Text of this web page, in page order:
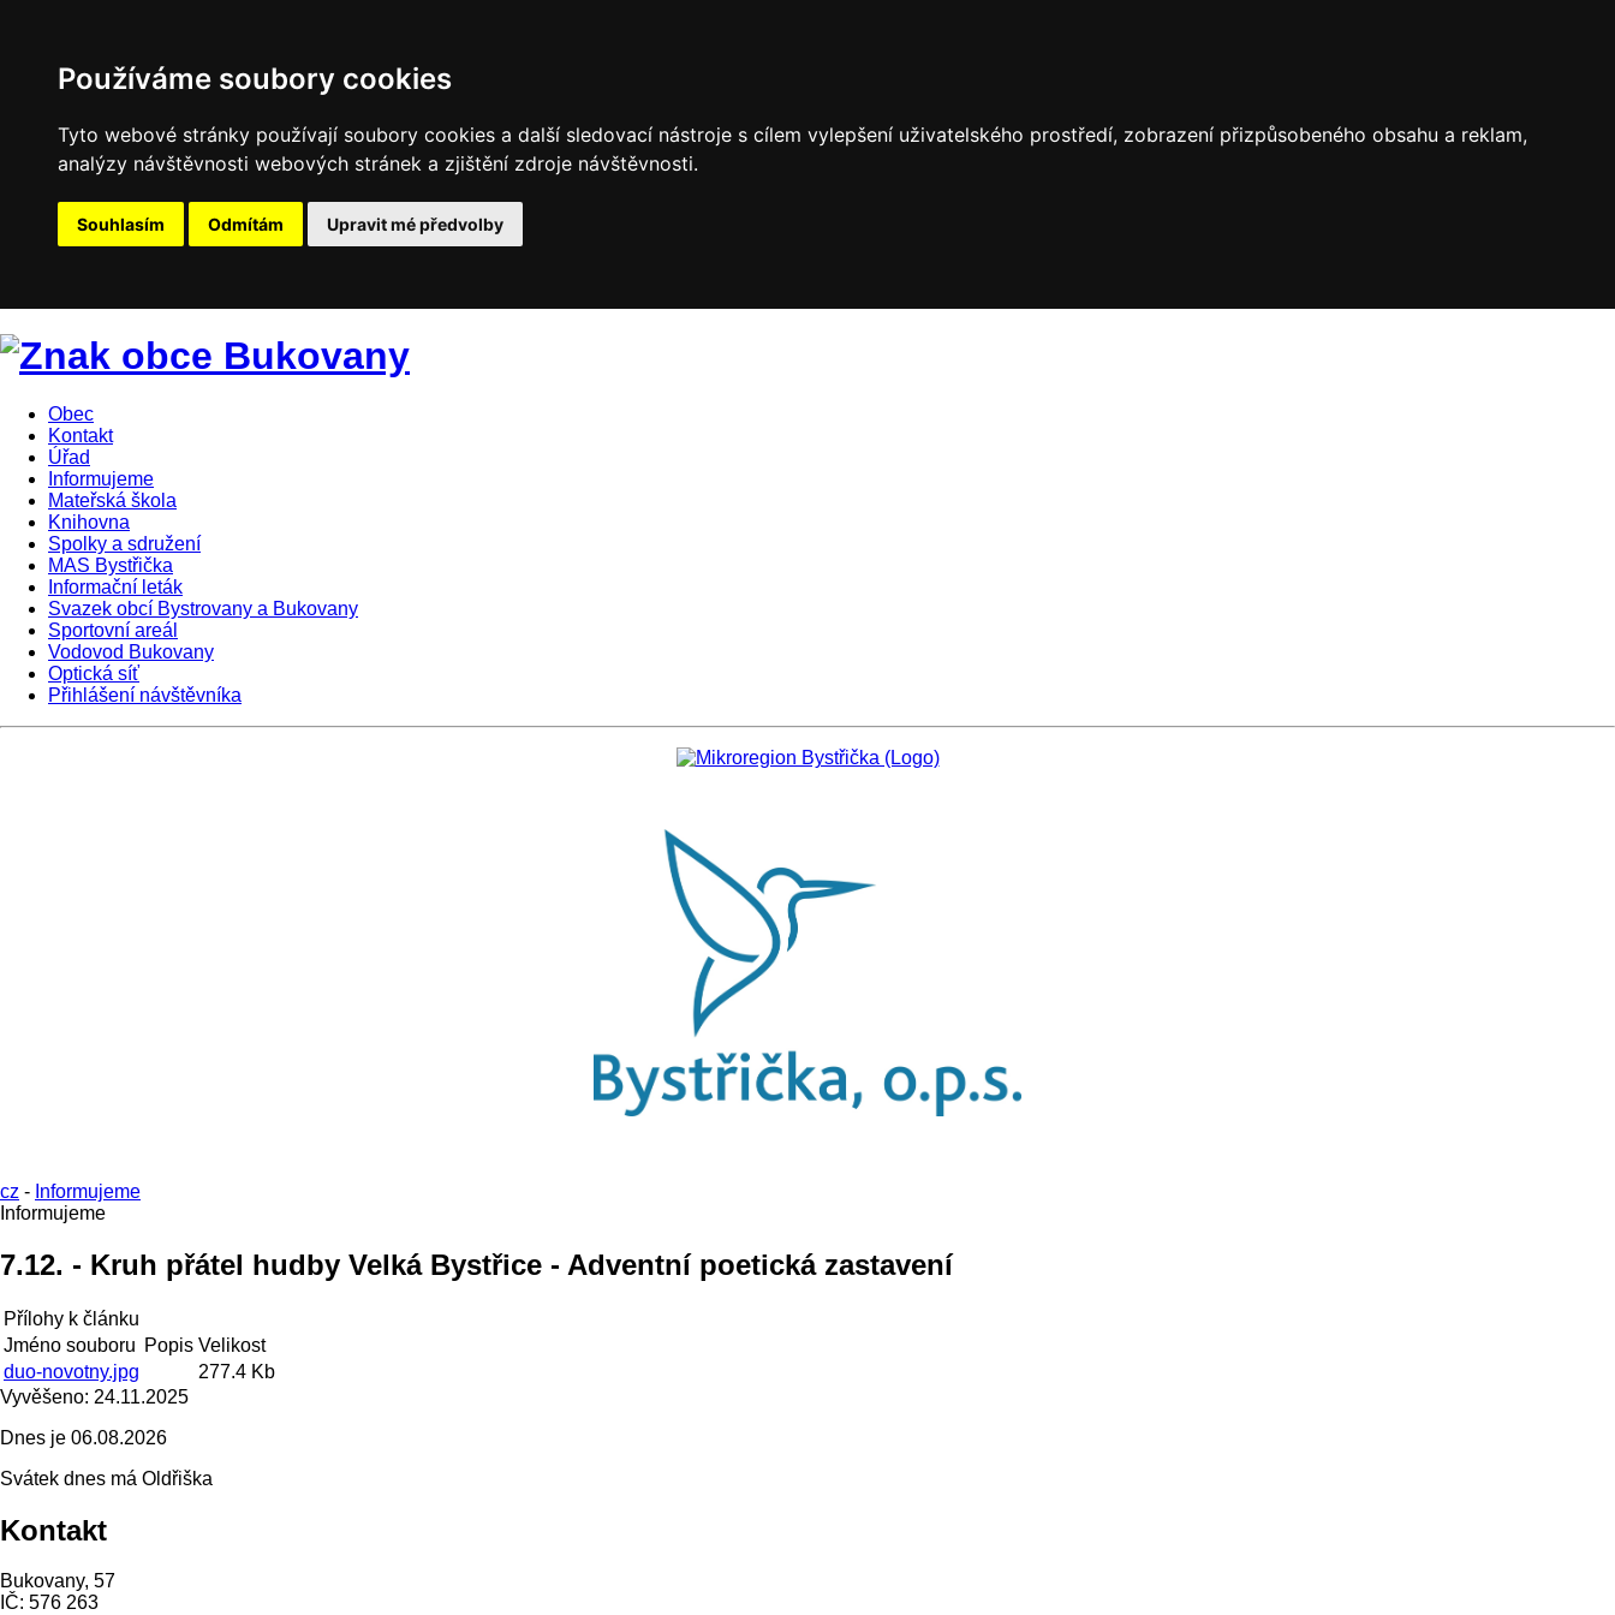
Používáme soubory cookies
Tyto webové stránky používají soubory cookies a další sledovací nástroje s cílem vylepšení uživatelského prostředí, zobrazení přizpůsobeného obsahu a reklam,
analýzy návštěvnosti webových stránek a zjištění zdroje návštěvnosti.
Souhlasím Odmítám Upravit mé předvolby
Obec
Kontakt
Úřad
Informujeme
Mateřská škola
Knihovna
Spolky a sdružení
MAS Bystřička
Informační leták
Svazek obcí Bystrovany a Bukovany
Sportovní areál
Vodovod Bukovany
Optická síť
Přihlášení návštěvníka
cz - Informujeme
Informujeme
7.12. - Kruh přátel hudby Velká Bystřice - Adventní poetická zastavení
Přílohy k článku
Jméno souboru Popis Velikost
duo-novotny.jpg
277.4 Kb
Vyvěšeno: 24.11.2025
Dnes je 06.08.2026
Svátek dnes má Oldřiška
Kontakt
Bukovany, 57
IČ: 576 263